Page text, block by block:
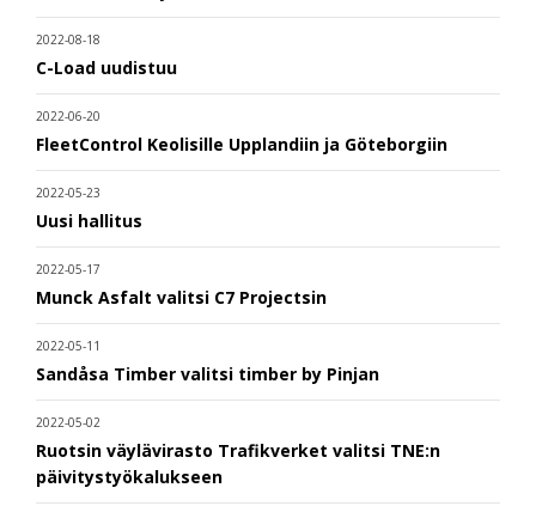
2022-08-18
C-Load uudistuu
2022-06-20
FleetControl Keolisille Upplandiin ja Göteborgiin
2022-05-23
Uusi hallitus
2022-05-17
Munck Asfalt valitsi C7 Projectsin
2022-05-11
Sandåsa Timber valitsi timber by Pinjan
2022-05-02
Ruotsin väylävirasto Trafikverket valitsi TNE:n
päivitystyökalukseen